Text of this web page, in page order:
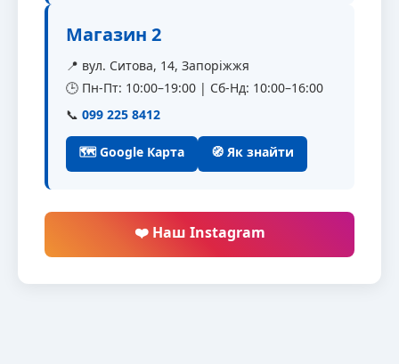
Магазин 2
📍 вул. Ситова, 14, Запоріжжя
🕒 Пн-Пт: 10:00–19:00 | Сб-Нд: 10:00–16:00
📞 099 225 8412
🗺 Google Карта 🧭 Як знайти
❤️ Наш Instagram